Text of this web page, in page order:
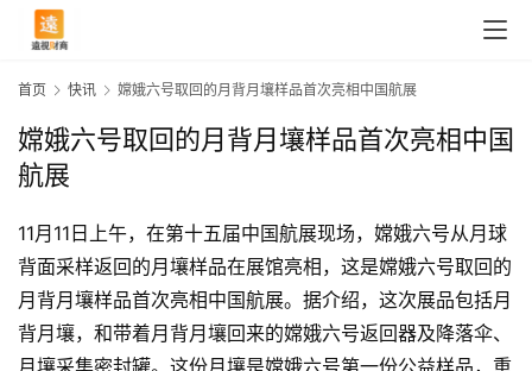
首页 快讯 嫦娥六号取回的月背月壤样品首次亮相中国航展
嫦娥六号取回的月背月壤样品首次亮相中国
航展
11月11日上午，在第十五届中国航展现场，嫦娥六号从月球
背面采样返回的月壤样品在展馆亮相，这是嫦娥六号取回的
月背月壤样品首次亮相中国航展。据介绍，这次展品包括月
背月壤，和带着月背月壤回来的嫦娥六号返回器及降落伞、